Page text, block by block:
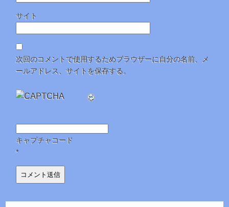
サイト
次回のコメントで使用するためブラウザーに自分の名前、メ
ールアドレス、サイトを保存する。
キャプチャコード
*